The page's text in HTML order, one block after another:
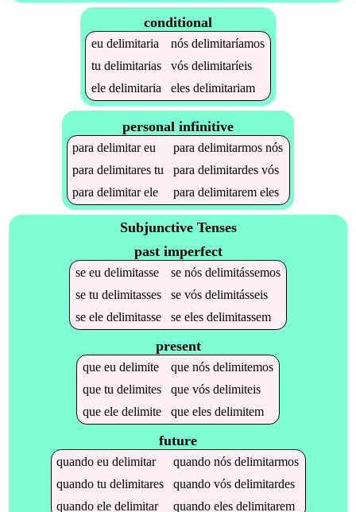
conditional
eu delimitaria nós delimitaríamos
tu delimitarias vós delimitaríeis
ele delimitaria eles delimitariam
personal infinitive
paradelimitareu paradelimitarmos nós
paradelimitares tu paradelimitardes vós
paradelimitarele paradelimitarem eles
Subjunctive Tenses
past imperfect
se eu delimitasse se nós delimitássemos
se tu delimitasses se vós delimitásseis
se ele delimitasse se eles delimitassem
present
que eu delimite que nós delimitemos
que tu delimites que vós delimiteis
que ele delimite que eles delimitem
future
quandoeudelimitar quandonósdelimitarmos
quandotudelimitares quandovósdelimitardes
quandoeledelimitar quandoelesdelimitarem